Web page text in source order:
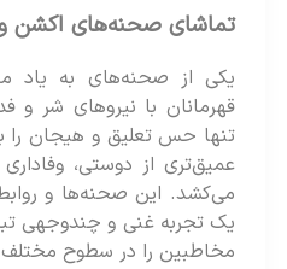
تماشای صحنه‌های اکشن و به
یکی از صحنه‌های به یاد
قهرمانان با نیرو‌های شر و
تنها حس تعلیق و هیجان را به اوج
عمیق‌تری از دوستی، وفاداری و
می‌کشد. این صحنه‌ها و روابط
یک تجربه غنی و چندوجهی تبدیل
مخاطبین را در سطوح مختلف